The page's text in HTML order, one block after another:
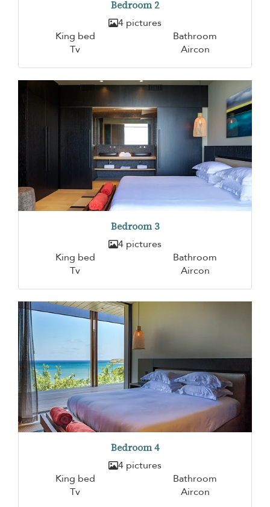
Bedroom 2
4 pictures
King bed
Bathroom
Tv
Aircon
Bedroom 3
4 pictures
King bed
Bathroom
Tv
Aircon
Bedroom 4
4 pictures
King bed
Bathroom
Tv
Aircon